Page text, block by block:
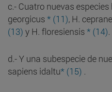
c.- Cuatro nuevas
georgicus * (11), H.
(13) y H. floresiensis * (14).
d.- Y una subespecie de
sapiens idaltu* (15) .